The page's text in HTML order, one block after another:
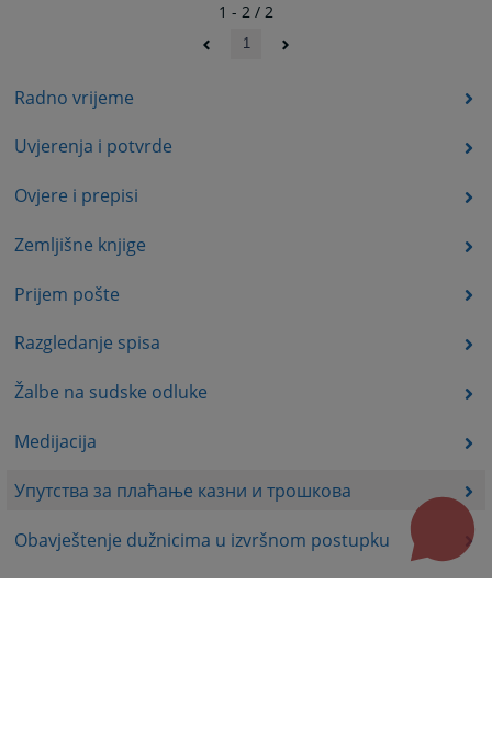
Radno vrijeme
Uvjerenja i potvrde
Ovjere i prepisi
Zemljišne knjige
Prijem pošte
Razgledanje spisa
Žalbe na sudske odluke
Medijacija
Упутства за плаћање казни и трошкова
Obavještenje dužnicima u izvršnom postupku
1 - 2 / 2
1